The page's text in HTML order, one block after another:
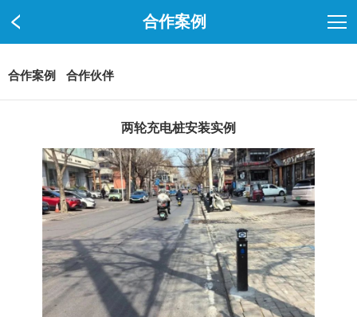
合作案例
合作案例 合作伙伴
两轮充电桩安装实例